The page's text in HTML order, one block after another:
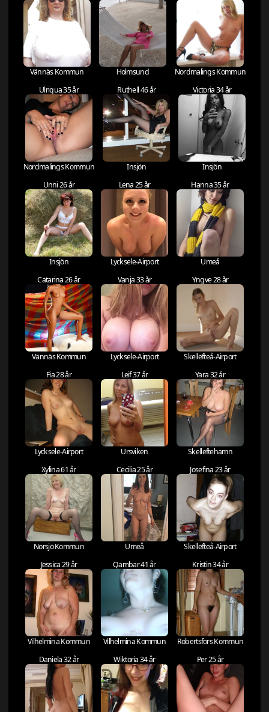
Vännäs Kommun Holmsund
Nordmalings Kommun
Ulriqua 35 år
Nordmalings Kommun
Ruthell 46 år
Insjön
Victoria 34 år
Insjön
Unni 26 år
Insjön
Lena 25 år
Lycksele-Airport
Hanna 35 år
Umeå
Catarina 26 år
Vännäs Kommun
Vanja 33 år
Lycksele-Airport
Yngve 28 år
Skellefteå-Airport
Fia 28 år
Lycksele-Airport
Leif 37 år
Ursviken
Yara 32 år
Skelleftehamn
Xylina 61 år
Norsjö Kommun
Cecilia 25 år
Umeå
Josefina 23 år
Skellefteå-Airport
Jessica 29 år
Vilhelmina Kommun
Qambar 41 år
Vilhelmina Kommun
Kristin 34 år
Robertsfors Kommun
Daniela 32 år
Wiktoria 34 år Per 25 år